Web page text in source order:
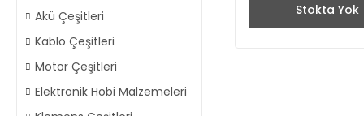
Akü Çeşitleri
Kablo Çeşitleri
Motor Çeşitleri
Elektronik Hobi Malzemeleri
Stokta Yok